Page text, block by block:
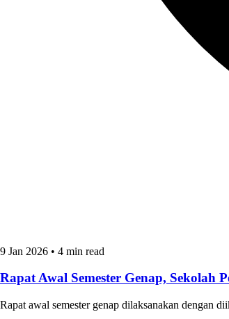
9 Jan 2026 • 4 min read
Rapat Awal Semester Genap,
Rapat awal semester genap dilaksanakan dengan